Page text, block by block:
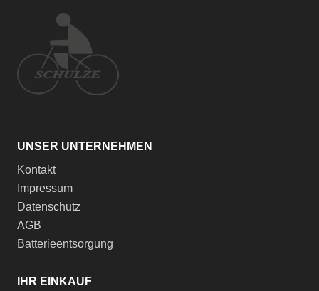
UNSER UNTERNEHMEN
Kontakt
Impressum
Datenschutz
AGB
Batterieentsorgung
IHR EINKAUF